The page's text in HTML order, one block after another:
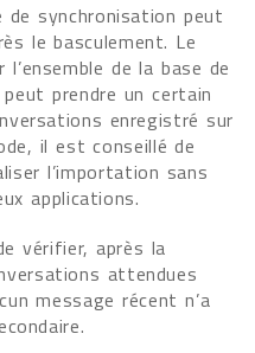
de synchronisation peut
le basculement. Le
de la base de
prendre un certain
enregistré sur
il est conseillé de
l’importation sans
applications.
vérifier, après la
attendues
message récent n’a